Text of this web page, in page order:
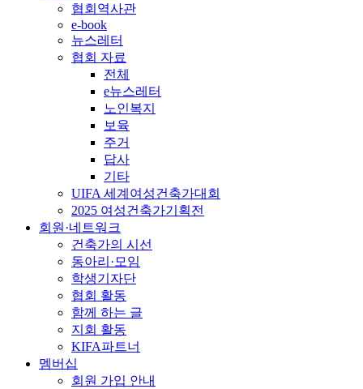
협회역사관
e-book
뉴스레터
협회 자료
전체
e뉴스레터
노인복지
보육
주거
답사
기타
UIFA 세계여성건축가대회
2025 여성건축가기획전
회원·네트워크
건축가의 시선
동아리·모임
학생기자단
협회 활동
함께 하는 글
지회 활동
KIFA파트너
멤버십
회원 가입 안내